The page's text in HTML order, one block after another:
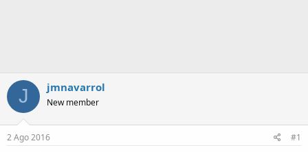
J jmnavarrol
New member
2 Ago 2016 #1